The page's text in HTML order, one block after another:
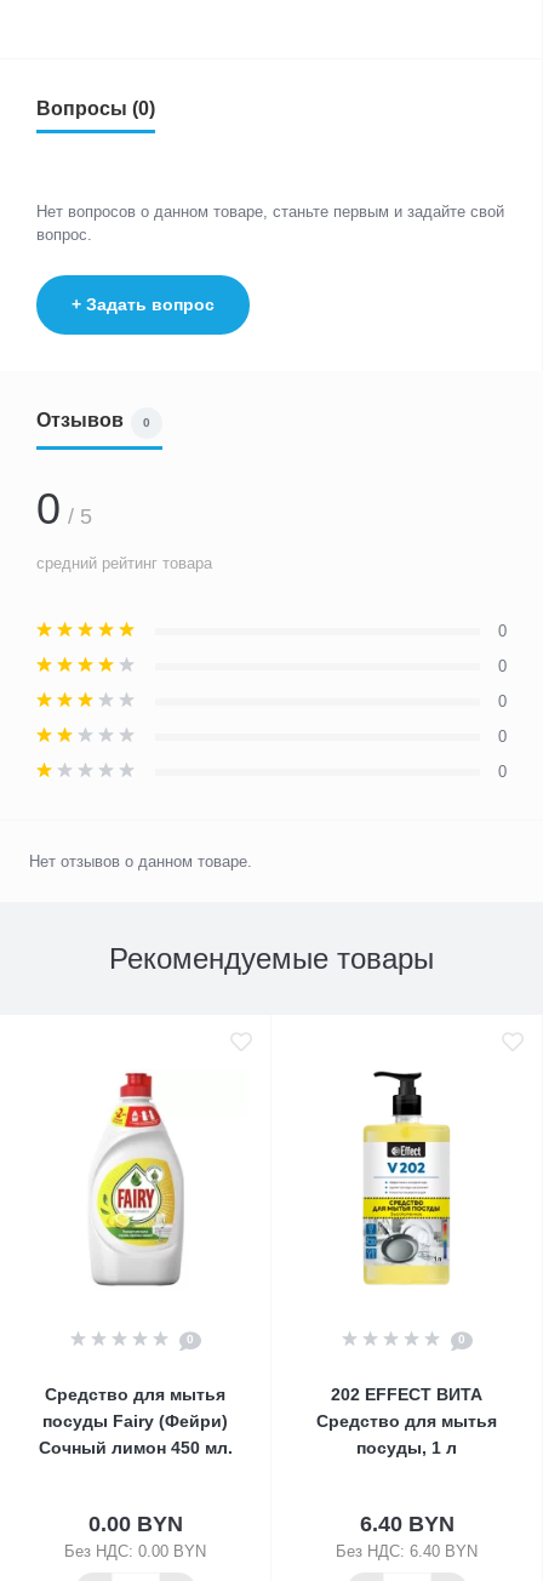
Вопросы (0)
Нет вопросов о данном товаре, станьте первым и задайте свой
вопрос.
+ Задать вопрос
Отзывов 0
0 / 5
средний рейтинг товара
0
0
0
0
0
Нет отзывов о данном товаре.
Рекомендуемые товары
0
Средство для мытья
посуды Fairy (Фейри)
Сочный лимон 450 мл.
0.00 BYN
Без НДС: 0.00 BYN
0
202 EFFECT ВИТА
Средство для мытья
посуды, 1 л
6.40 BYN
Без НДС: 6.40 BYN